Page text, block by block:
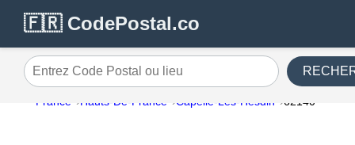
🇫🇷 CodePostal.co
Entrez Code Postal ou lieu
France Hauts-De-France Capelle-Lès-Hesdin 62140